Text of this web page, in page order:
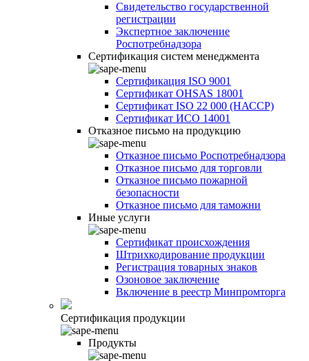
Свидетельство государственной
регистрации
Экспертное заключение
Роспотребнадзора
Сертификация систем менеджмента
Сертификация ISO 9001
Сертификат OHSAS 18001
Сертификат ISO 22 000 (НАССР)
Сертификат ИСО 14001
Отказное письмо на продукцию
Отказное письмо Роспотребнадзора
Отказное письмо для торговли
Отказное письмо пожарной
безопасности
Отказное письмо для таможни
Иные услуги
Сертификат происхождения
Штрихкодирование продукции
Регистрация товарных знаков
Озоновое заключение
Включение в реестр Минпромторга
Сертификация продукции
Продукты